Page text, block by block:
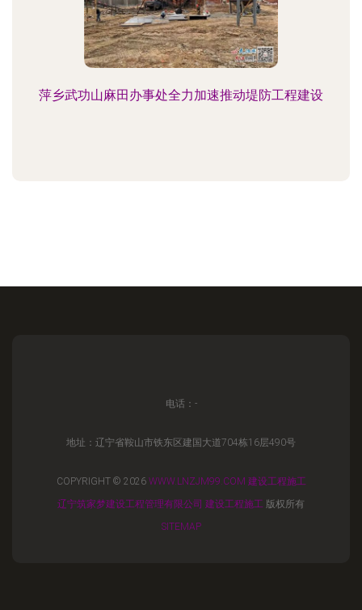
萍乡武功山麻田办事处全力加速推动堤防工程建设
电话：-
地址：辽宁省鞍山市铁东区建国大道704栋16层490号
COPYRIGHT © 2026 WWW.LNZJM99.COM 建设工程施工
辽宁筑家梦建设工程管理有限公司 建设工程施工 版权所有
SITEMAP